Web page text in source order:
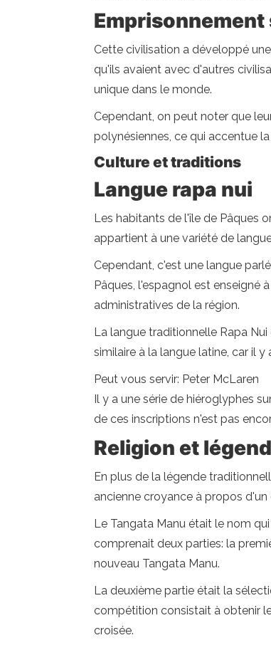
Emprisonnement
Cette civilisation a développé
qu'ils avaient avec d'autres
unique dans le monde.
Cependant, on peut noter que
polynésiennes, ce qui accentue
Culture et traditions
Langue rapa nui
Les habitants de l'île de Pâques
appartient à une variété de
Cependant, c'est une langue
Pâques, l'espagnol est enseigné
administratives de la région.
La langue traditionnelle Rapa
similaire à la langue latine, car il
Peut vous servir: Peter McLaren
Il y a une série de hiéroglyphes
de ces inscriptions n'est pas
Religion et
En plus de la légende
ancienne croyance à propos
Le Tangata Manu était le nom
comprenait deux parties: la
nouveau Tangata Manu.
La deuxième partie était la
compétition consistait à obtenir
croisée.